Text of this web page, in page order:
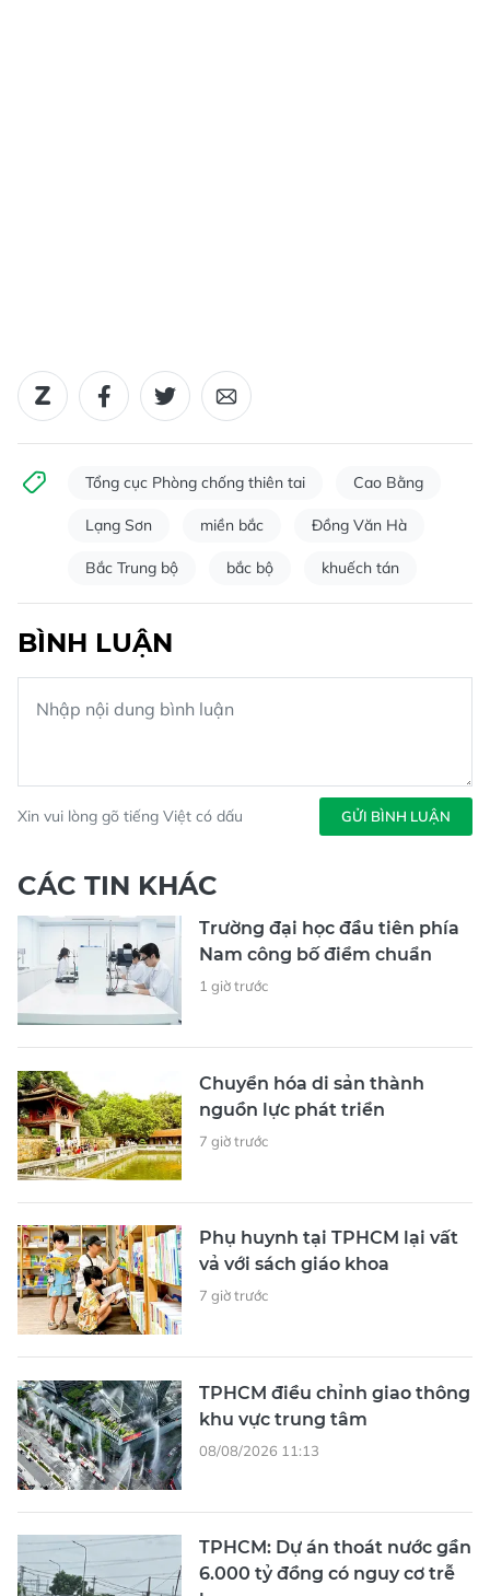
Tổng cục Phòng chống thiên tai Cao Bằng
Lạng Sơn miền bắc Đồng Văn Hà
Bắc Trung bộ bắc bộ khuếch tán
BÌNH LUẬN
Xin vui lòng gõ tiếng Việt có dấu GỬI BÌNH LUẬN
CÁC TIN KHÁC
Trường đại học đầu tiên phía
Nam công bố điểm chuẩn
1 giờ trước
Chuyển hóa di sản thành
nguồn lực phát triển
7 giờ trước
Phụ huynh tại TPHCM lại vất
vả với sách giáo khoa
7 giờ trước
TPHCM điều chỉnh giao thông
khu vực trung tâm
08/08/2026 11:13
TPHCM: Dự án thoát nước gần
6.000 tỷ đồng có nguy cơ trễ